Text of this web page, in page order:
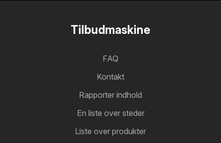
Tilbudmaskine
FAQ
Kontakt
Rapporter indhold
En liste over steder
Liste over produkter